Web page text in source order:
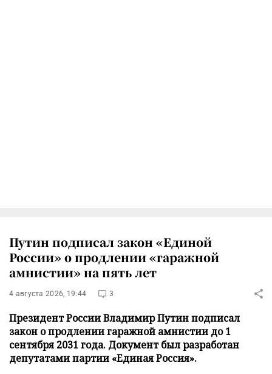
Путин подписал закон «Единой
России» о продлении «гаражной
амнистии» на пять лет
4 августа 2026, 19:44 3
Президент России Владимир Путин подписал
закон о продлении гаражной амнистии до 1
сентября 2031 года. Документ был разработан
депутатами партии «Единая Россия».